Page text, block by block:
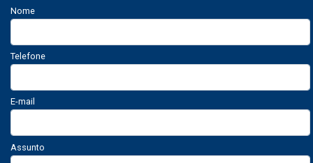
Nome
Telefone
E-mail
Assunto